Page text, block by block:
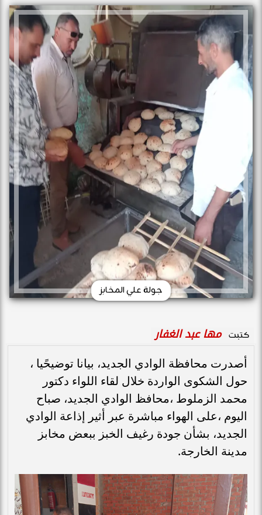
جولة علي المخابز
كتبت مها عبد الغفار
أصدرت محافظة الوادي الجديد، بيانا توضيحًيا ،
حول الشكوى الواردة خلال لقاء اللواء دكتور
محمد الزملوط ،محافظ الوادي الجديد، صباح
اليوم ،على الهواء مباشرة عبر أثير إذاعة الوادي
الجديد، بشأن جودة رغيف الخبز ببعض مخابز
مدينة الخارجة.